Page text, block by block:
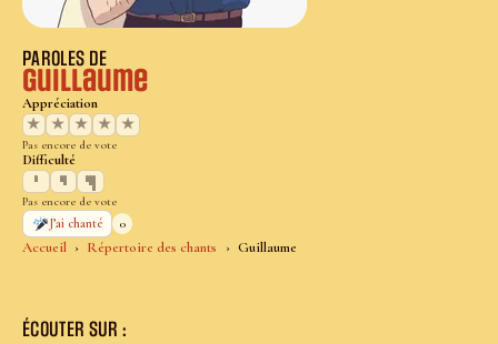
Accueil Répertoire des chants Guillaume
PAROLES DE
Guillaume
Appréciation
★
★ ★ ★ ★
Pas encore de vote
Difficulté
Pas encore de vote
J’ai chanté
0
ÉCOUTER SUR :